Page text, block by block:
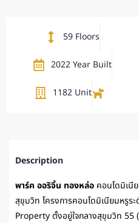
59 Floors
2022 Year Built
1182 Unit
Description
พาร์ค ออริจิ้น ทองหล่อ คอนโดมิเนี
สุขุมวิท โครงการคอนโดมิเนียมหรู
Property ตั้งอยู่ใจกลางสุขุมวิท 55